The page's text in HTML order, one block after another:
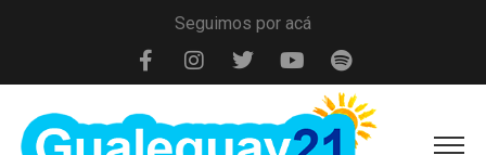
Seguimos por acá